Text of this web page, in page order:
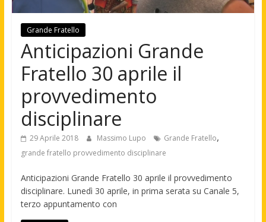
Grande Fratello
Anticipazioni Grande
Fratello 30 aprile il
provvedimento
disciplinare
29 Aprile 2018 Massimo Lupo Grande Fratello,
grande fratello provvedimento disciplinare
Anticipazioni Grande Fratello 30 aprile il provvedimento
disciplinare. Lunedì 30 aprile, in prima serata su Canale 5,
terzo appuntamento con